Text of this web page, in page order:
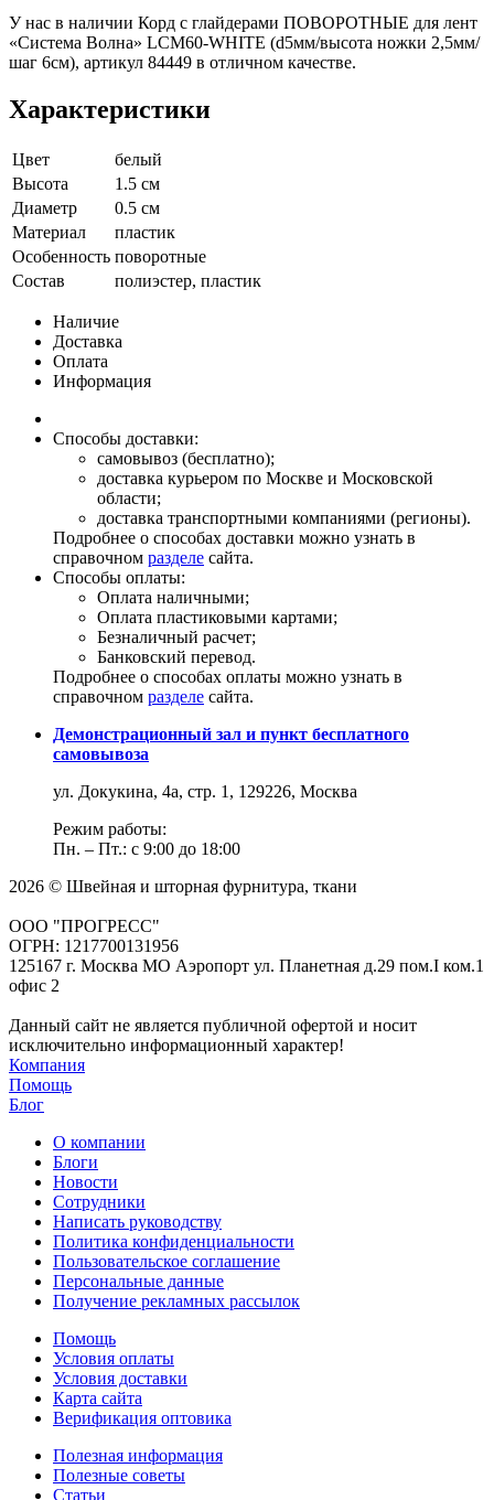
У нас в наличии Корд с глайдерами ПОВОРОТНЫЕ для лент
«Система Волна» LCM60-WHITE (d5мм/высота ножки 2,5мм/
шаг 6см), артикул 84449 в отличном качестве.
Характеристики
Цвет
белый
Высота
1.5 см
Диаметр
0.5 см
Материал
пластик
Особенность поворотные
Состав
полиэстер, пластик
Наличие
Доставка
Оплата
Информация
Способы доставки:
самовывоз (бесплатно);
доставка курьером по Москве и Московской
области;
доставка транспортными компаниями (регионы).
Подробнее о способах доставки можно узнать в
справочном разделе сайта.
Способы оплаты:
Оплата наличными;
Оплата пластиковыми картами;
Безналичный расчет;
Банковский перевод.
Подробнее о способах оплаты можно узнать в
справочном разделе сайта.
Демонстрационный зал и пункт бесплатного
самовывоза
ул. Докукина, 4а, стр. 1, 129226, Москва
Режим работы:
Пн. – Пт.: с 9:00 до 18:00
2026 © Швейная и шторная фурнитура, ткани
ООО "ПРОГРЕСС"
ОГРН: 1217700131956
125167 г. Москва МО Аэропорт ул. Планетная д.29 пом.I ком.1
офис 2
Данный сайт не является публичной офертой и носит
исключительно информационный характер!
Компания
Помощь
Блог
О компании
Блоги
Новости
Сотрудники
Написать руководству
Политика конфиденциальности
Пользовательское соглашение
Персональные данные
Получение рекламных рассылок
Помощь
Условия оплаты
Условия доставки
Карта сайта
Верификация оптовика
Полезная информация
Полезные советы
Статьи